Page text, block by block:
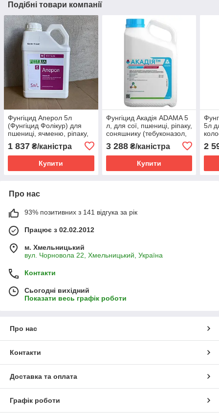
Подібні товари компанії
Фунгіцид Аперол 5л
(Фунгіцид Фолікур) для
пшениці, ячменю, ріпаку,
тебуконазол)
1 837 ₴/каністра
Купити
Фунгіцид Акадія ADAMA 5
л, для сої, пшениці, ріпаку,
соняшнику (тебуконазол,
3 288₴/каністра
Купити
5л
2
Про нас
93% позитивних з 141 відгука за рік
Працює з 02.02.2012
м. Хмельницький
вул. Чорновола 22, Хмельницький, Україна
Контакти
Сьогодні вихідний
Показати весь графік роботи
Про нас
Контакти
Доставка та оплата
Графік роботи